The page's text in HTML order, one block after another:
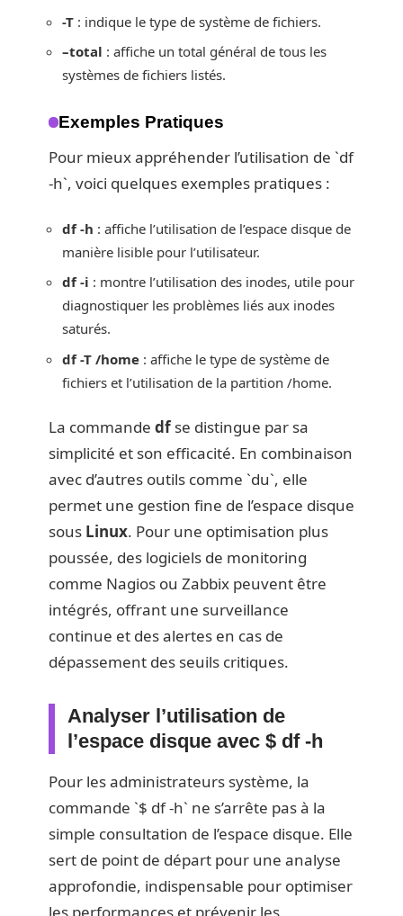
-T : indique le type de système de fichiers.
–total : affiche un total général de tous les
systèmes de fichiers listés.
Exemples Pratiques
Pour mieux appréhender l’utilisation de `df
-h`, voici quelques exemples pratiques :
df -h : affiche l’utilisation de l’espace disque de
manière lisible pour l’utilisateur.
df -i : montre l’utilisation des inodes, utile pour
diagnostiquer les problèmes liés aux inodes
saturés.
df -T /home : affiche le type de système de
fichiers et l’utilisation de la partition /home.
La commande dfse distingue par sa
simplicité et son efficacité. En combinaison
avec d’autres outils comme `du`, elle
permet une gestion fine de l’espace disque
sous Linux. Pour une optimisation plus
poussée, des logiciels de monitoring
comme Nagios ou Zabbix peuvent être
intégrés, offrant une surveillance
continue et des alertes en cas de
dépassement des seuils critiques.
Analyser l’utilisation de
l’espace disque avec $ df -h
Pour les administrateurs système, la
commande `$ df -h` ne s’arrête pas à la
simple consultation de l’espace disque. Elle
sert de point de départ pour une analyse
approfondie, indispensable pour optimiser